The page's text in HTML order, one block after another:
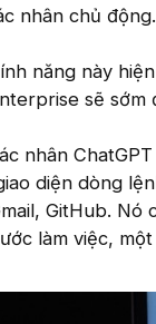
nhân chủ động.
năng này
sẽ sớm
nhân
diện dòng
GitHub. Nó
làm việc,